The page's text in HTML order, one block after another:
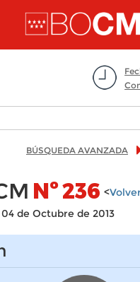
BÚSQUEDA AVANZADA
Nº236 <
de Octubre de 2013